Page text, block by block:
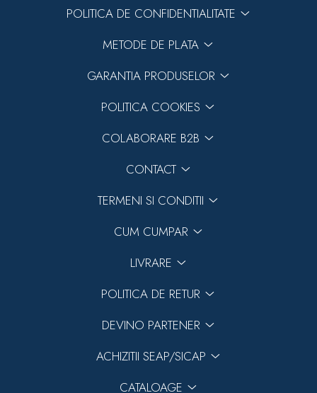
POLITICA DE CONFIDENTIALITATE
METODE DE PLATA
GARANTIA PRODUSELOR
POLITICA COOKIES
COLABORARE B2B
CONTACT
TERMENI SI CONDITII
CUM CUMPAR
LIVRARE
POLITICA DE RETUR
DEVINO PARTENER
ACHIZITII SEAP/SICAP
CATALOAGE